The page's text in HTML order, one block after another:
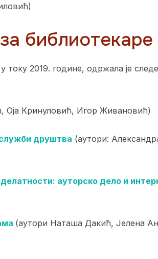
библиотекаре
току 2019. године, одржала је
Оја Кринуловић, Игор Живановић)
друштва (аутори:
ауторско дело и
(аутори Наташа Дакић, Јелена